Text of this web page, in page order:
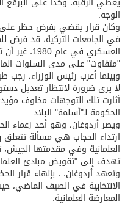
الوجه.
وكان قرار يقضي بفرض حظر على
في الجامعات التركية، قد فرض
العسكري في
"متفاوت" على مدى السنوات
وبينما أعرب رئيس الوزراء،
لا يرى ضرورة لانتظار تعديل
أثارت تلك التوجهات مخاوف
الحكومة لـ"أسلمة" البلاد.
ويصر أردوغان، وهو أحد زعماء
ارتداء الحجاب هي مسألة تتعلق
العلمانية وفي مقدمتها
تهدف إلى "تقويض مبادئ
وتعهد أردوغان، ، بإنهاء قرار
الانتخابية في الصيف
المعارضة العلمانية.